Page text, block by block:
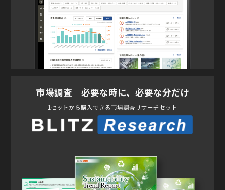
市場調査 必要な時に、必要な分だけ
1セットから購入できる市場調査リサーチセット